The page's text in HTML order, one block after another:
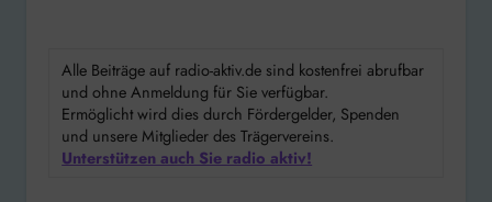
Alle Beiträge auf radio-aktiv.de sind kostenfrei abrufbar
und ohne Anmeldung für Sie verfügbar.
Ermöglicht wird dies durch Fördergelder, Spenden
und unsere Mitglieder des Trägervereins.
Unterstützen auch Sie radio aktiv!